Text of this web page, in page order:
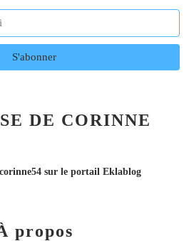
DE CORINNE
corinne54sur le portail Eklablog
propos